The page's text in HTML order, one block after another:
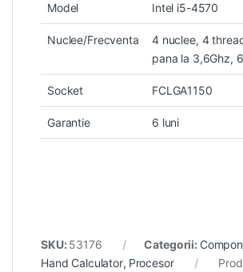
Model Intel i5-4570
Nuclee/Frecventa
4 nuclee, 4
pana la 3,6Ghz,
Socket FCLGA1150
Garantie 6 luni
SKU: 53176 Categorii:
Hand Calculator, Procesor